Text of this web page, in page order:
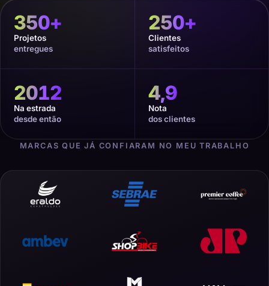
350+
Projetos
entregues
250+
Clientes
satisfeitos
2012
Na estrada
desde então
4,9
Nota
dos clientes
MARCAS QUE JÁ CONFIARAM NO MEU TRABALHO